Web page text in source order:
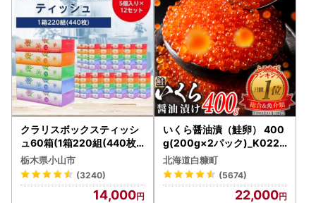
クラリスボックスティッシ
ュ60箱(1箱220組(440枚))
(5個入り×12セット)【配送
不可地域：離島・沖縄県】
【1256759】
栃木県小山市
(3240)
14,000
いくら醤油漬（鮭卵） 400
g(200g×2パック)_K022-
1676
北海道白糠町
(5674)
22,000